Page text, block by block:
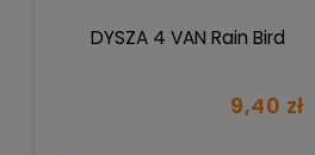
DYSZA 4 VAN Rain Bird
9,40 zł